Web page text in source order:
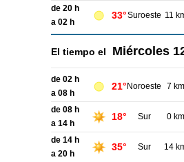
de 20 h
a 02 h
33°Suroeste 11
El tiempo el Miércoles
de 02 h
a 08 h
21° Noroeste 7
de 08 h
a 14 h
18° Sur 0
de 14 h
a 20 h
35° Sur 14